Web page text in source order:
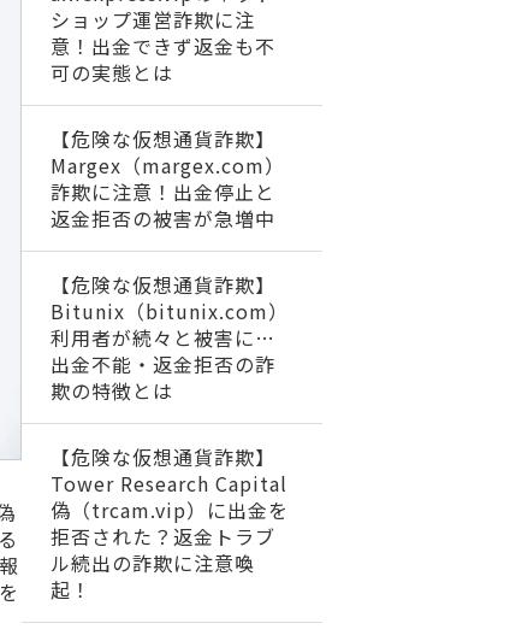
ショップ運営詐欺に注
意！出金できず返金も不
可の実態とは
【危険な仮想通貨詐欺】
Margex（margex.com）
詐欺に注意！出金停止と
返金拒否の被害が急増中
【危険な仮想通貨詐欺】
Bitunix（bitunix.com）
利用者が続々と被害に…
出金不能・返金拒否の詐
欺の特徴とは
【危険な仮想通貨詐欺】
Tower Research Capital
偽（trcam.vip）に出金を
拒否された？返金トラブ
ル続出の詐欺に注意喚
起！